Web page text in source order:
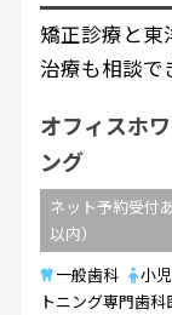
矯正診療と東
治療も相談で
オフィスホ
ング
ネット予約受付
以内）
一般歯科
小
トニング専門歯科